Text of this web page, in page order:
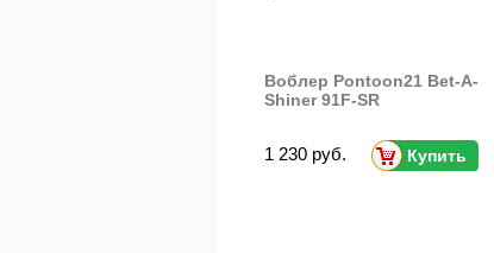
Воблер Pontoon21 Bet-A-
Shiner 91F-SR
1 230 руб. Купить